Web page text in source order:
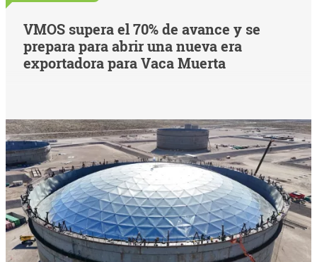
VMOS supera el 70% de avance y se
prepara para abrir una nueva era
exportadora para Vaca Muerta